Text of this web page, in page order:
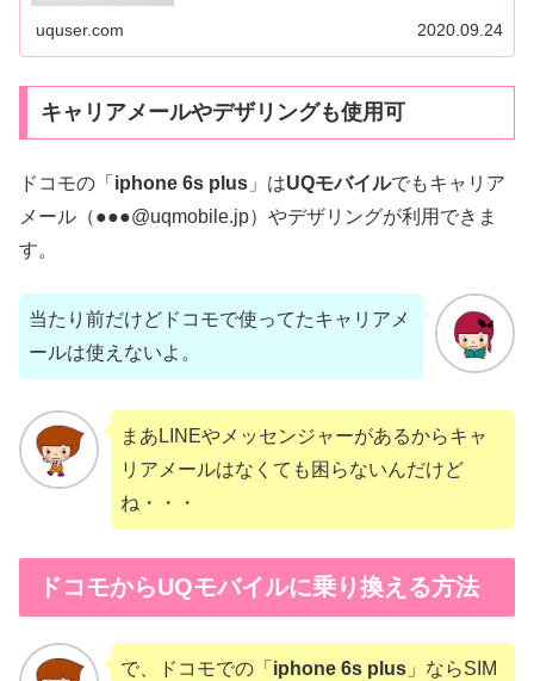
uquser.com 2020.09.24
キャリアメールやデザリングも使用可
ドコモの「 iphone 6s plus 」はUQモバイルでもキャリア
メール（●●●@uqmobile.jp）やデザリングが利用できま
す。
当たり前だけどドコモで使ってたキャリアメ
ールは使えないよ。
まあLINEやメッセンジャーがあるからキャ
リアメールはなくても困らないんだけど
ね・・・
ドコモからUQモバイルに乗り換える方法
で、ドコモでの「 iphone 6s plus」ならSIM